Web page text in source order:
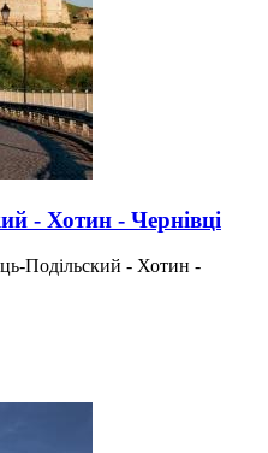
- Хотин - Чернівці
Подільский - Хотин -